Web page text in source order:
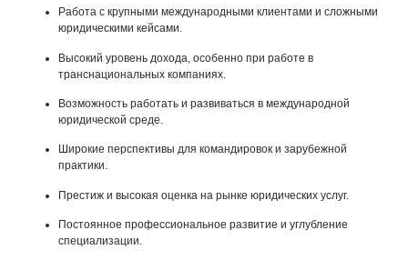
Работа с крупными международными клиентами и сложными
юридическими кейсами.
Высокий уровень дохода, особенно при работе в
транснациональных компаниях.
Возможность работать и развиваться в международной
юридической среде.
Широкие перспективы для командировок и зарубежной
практики.
Престиж и высокая оценка на рынке юридических услуг.
Постоянное профессиональное развитие и углубление
специализации.